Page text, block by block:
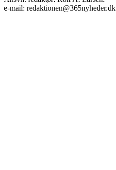
e-mail: redaktionen@365nyheder.dk